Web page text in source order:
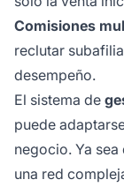
Comisiones
reclutar
desempeño.
El sistema de
puede
negocio. Ya
una red